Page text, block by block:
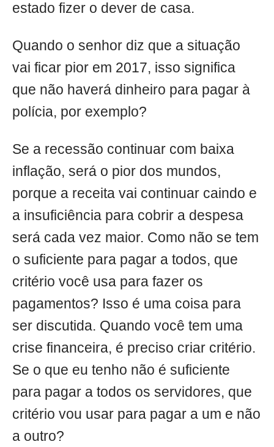
estado fizer o dever de casa.
Quando o senhor diz que a situação
vai ficar pior em 2017, isso significa
que não haverá dinheiro para pagar à
polícia, por exemplo?
Se a recessão continuar com baixa
inflação, será o pior dos mundos,
porque a receita vai continuar caindo e
a insuficiência para cobrir a despesa
será cada vez maior. Como não se tem
o suficiente para pagar a todos, que
critério você usa para fazer os
pagamentos? Isso é uma coisa para
ser discutida. Quando você tem uma
crise financeira, é preciso criar critério.
Se o que eu tenho não é suficiente
para pagar a todos os servidores, que
critério vou usar para pagar a um e não
a outro?